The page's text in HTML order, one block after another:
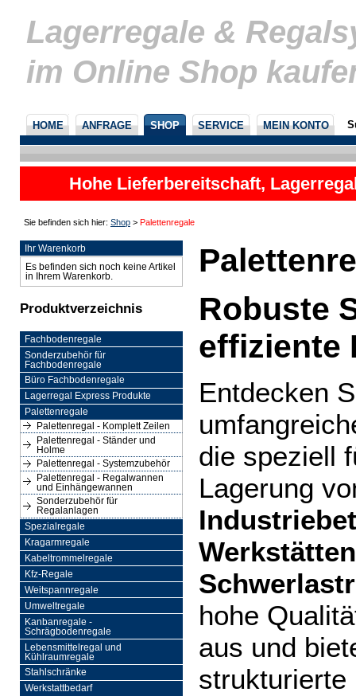
Lagerregale &
im Online Shop
HOME ANFRAGE SHOP SERVICE MEIN KONTO
Hohe Lieferbereitschaft,
Sie befinden sich hier: Shop > Palettenregale
Ihr Warenkorb
Es befinden sich noch keine Artikel
in Ihrem Warenkorb.
Produktverzeichnis
Fachbodenregale
Sonderzubehör für
Fachbodenregale
Büro Fachbodenregale
Lagerregal Express Produkte
Palettenregale
Palettenregal - Komplett Zeilen
Palettenregal - Ständer und
Holme
Palettenregal - Systemzubehör
Palettenregal - Regalwannen
und Einhängewannen
Sonderzubehör für
Regalanlagen
Spezialregale
Kragarmregale
Kabeltrommelregale
Kfz-Regale
Weitspannregale
Umweltregale
Kanbanregale -
Schrägbodenregale
Lebensmittelregal und
Kühlraumregale
Stahlschränke
Werkstattbedarf
Robuste
effiziente
Entdecken
die speziell
Lagerung
Werkstätten
hohe
aus und
strukturierte